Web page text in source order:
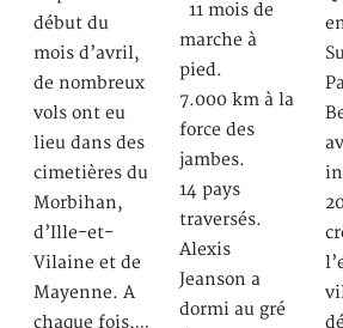
début du
mois d’avril,
de nombreux
vols ont eu
lieu dans des
cimetières du
Morbihan,
d’Ille-et-
Vilaine et de
Mayenne. A
chaque fois,…
11 mois de
marche à
pied.
7.000 km à la
force des
jambes.
14 pays
traversés.
Alexis
Jeanson a
dormi au gré